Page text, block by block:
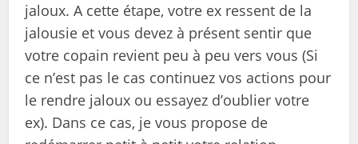
jaloux. A cette étape, votre ex ressent de la
jalousie et vous devez à présent sentir que
votre copain revient peu à peu vers vous (Si
ce n’est pas le cas continuez vos actions pour
le rendre jaloux ou essayez d’oublier votre
ex). Dans ce cas, je vous propose de